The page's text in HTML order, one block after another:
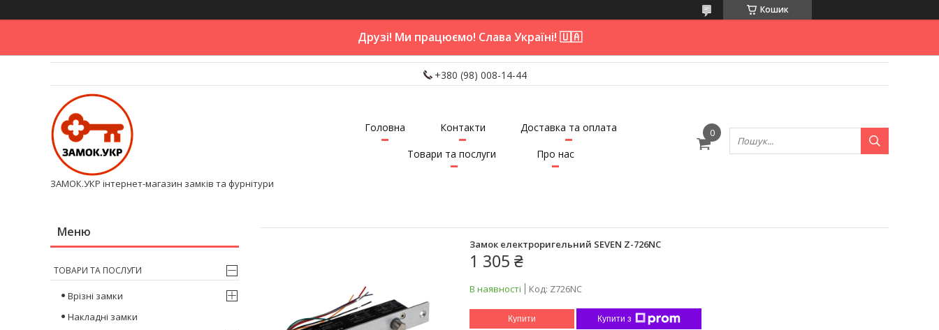
Кошик
Друзі! Ми працюємо! Слава Україні! 🇺🇦
+380 (98) 008-14-44
ЗАМОК.УКР інтернет-магазин замків та фурнітури
Головна Контакти
Доставка та оплата
Товари та послуги
Про нас
Замок електроригельний SEVEN Z-726NC
1 305 ₴
В наявності Код: Z726NC
Купити Купити з
ТОВАРИ ТА ПОСЛУГИ
Врізні замки
Накладні замки